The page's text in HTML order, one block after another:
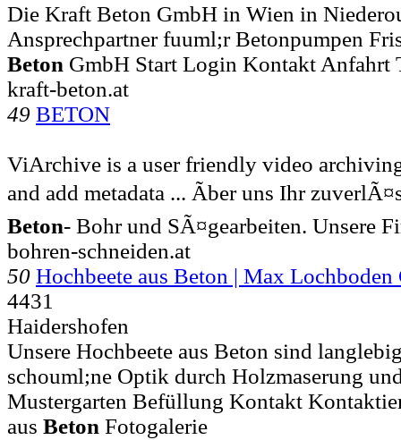
Die Kraft Beton GmbH in Wien in
Ansprechpartner fuuml;r Betonpumpen
Beton GmbH Start Login Kontakt Anfahrt
kraft-beton.at
49 BETON
ViArchive is a user friendly video
and add metadata ... Ãber uns Ihr
Beton- Bohr und SÃ¤gearbeiten. Unsere
bohren-schneiden.at
50 Hochbeete aus Beton | Max Lochboden
4431
Haidershofen
Unsere Hochbeete aus Beton sind
schouml;ne Optik durch Holzmaserung
Mustergarten Befüllung Kontakt
aus Beton Fotogalerie